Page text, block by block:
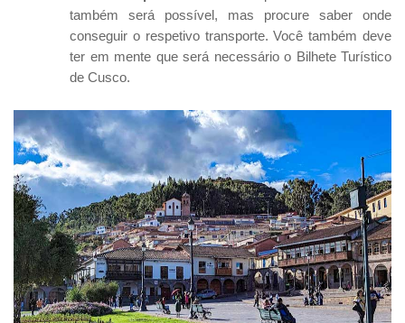
também será possível, mas procure saber onde
conseguir o respetivo transporte. Você também deve
ter em mente que será necessário o Bilhete Turístico
de Cusco.